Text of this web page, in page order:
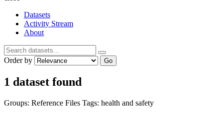
Datasets
Activity Stream
About
Order by Go
1 dataset found
Groups: Reference Files Tags: health and safety